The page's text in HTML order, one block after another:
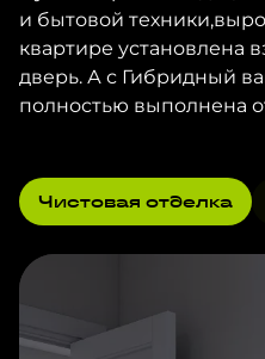
и бытовой
квартире установлена
дверь. А с Гибридный
полностью выполнена
Чистовая отделка